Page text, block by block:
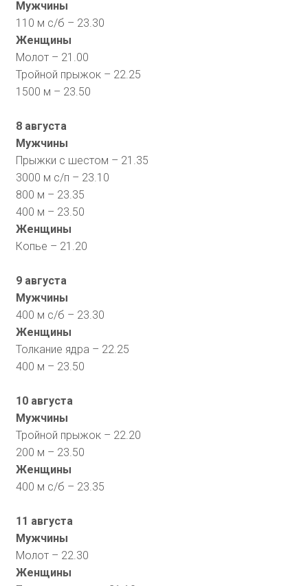
Мужчины
110 м с/б – 23.30
Женщины
Молот – 21.00
Тройной прыжок – 22.25
1500 м – 23.50
8 августа
Мужчины
Прыжки с шестом – 21.35
3000 м с/п – 23.10
800 м – 23.35
400 м – 23.50
Женщины
Копье – 21.20
9 августа
Мужчины
400 м с/б – 23.30
Женщины
Толкание ядра – 22.25
400 м – 23.50
10 августа
Мужчины
Тройной прыжок – 22.20
200 м – 23.50
Женщины
400 м с/б – 23.35
11 августа
Мужчины
Молот – 22.30
Женщины